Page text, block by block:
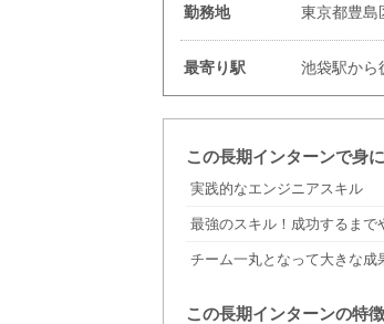
勤務地 東京都豊
最寄り駅 池袋駅から
この長期インターンで身
実践的なエンジニアスキル
最強のスキル！成功するまで
チーム一丸となって大きな成
この長期インターンの特徴